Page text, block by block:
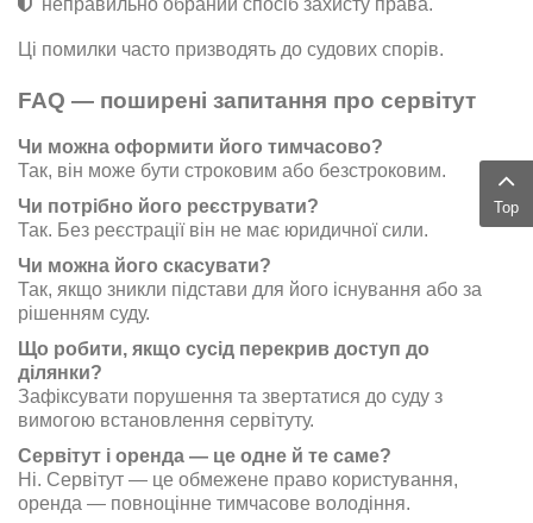
Ці помилки часто призводять до судових спорів.
FAQ — поширені запитання про сервітут
Чи можна оформити його тимчасово?
Так, він може бути строковим або безстроковим.
Чи потрібно його реєструвати?
Так. Без реєстрації він не має юридичної сили.
Чи можна його скасувати?
Так, якщо зникли підстави для його існування або за
рішенням суду.
Що робити, якщо сусід перекрив доступ до
ділянки?
Зафіксувати порушення та звертатися до суду з
вимогою встановлення сервітуту.
Сервітут і оренда — це одне й те саме?
Ні. Сервітут — це обмежене право користування,
оренда — повноцінне тимчасове володіння.
Top